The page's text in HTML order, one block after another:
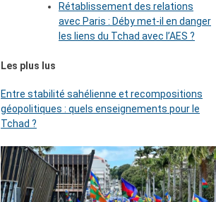
Rétablissement des relations
avec Paris : Déby met-il en danger
les liens du Tchad avec l’AES ?
Les plus lus
Entre stabilité sahélienne et recompositions
géopolitiques : quels enseignements pour le
Tchad ?